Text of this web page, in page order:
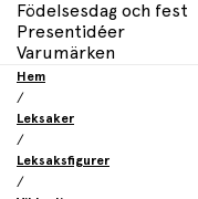
Födelsesdag och fest
Presentidéer
Varumärken
Hem
/
Leksaker
/
Leksaksfigurer
/